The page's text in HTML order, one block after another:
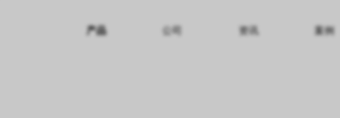
产品
公司 资讯 案例